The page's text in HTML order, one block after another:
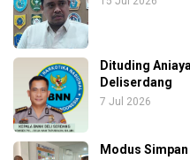
Dituding
Deliserdang
7 Jul 2026
Modus